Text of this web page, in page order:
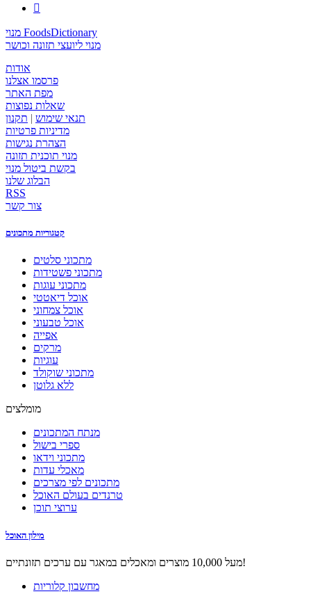

מנוי FoodsDictionary
מנוי ליועצי תזונה וכושר
אודות
פרסמו אצלנו
מפת האתר
שאלות נפוצות
תנאי שימוש | תקנון
מדיניות פרטיות
הצהרת נגישות
מנוי תוכנית תזונה
בקשת ביטול מנוי
הבלוג שלנו
RSS
צור קשר
קטגוריות מתכונים
מתכוני סלטים
מתכוני פשטידות
מתכוני עוגות
אוכל דיאטטי
אוכל צמחוני
אוכל טבעוני
אפייה
מרקים
עוגיות
מתכוני שוקולד
ללא גלוטן
מומלצים
מנתח המתכונים
ספרי בישול
מתכוני וידאו
מאכלי עדות
מתכונים לפי מצרכים
טרנדים בעולם האוכל
ערוצי תוכן
מילון האוכל
מעל 10,000 מוצרים ומאכלים במאגר עם ערכים תזונתיים!
מחשבון קלוריות